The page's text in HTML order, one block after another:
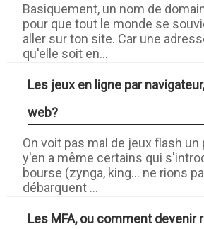
Basiquement, un nom de
pour que tout le monde se
aller sur ton site. Car une
qu'elle soit en...
Les jeux en ligne par
web?
On voit pas mal de jeux flash un
y'en a même certains qui
bourse (zynga, king... ne rions
débarquent ...
Les MFA, ou comment devenir